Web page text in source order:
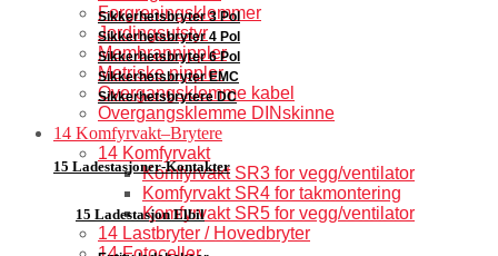
Sikkerhetsbryter 3 Pol
Sikkerhetsbryter 4 Pol
Sikkerhetsbryter 6 Pol
Sikkerhetsbryter EMC
Sikkerhetsbrytere DC
15 Ladestasjoner-Kontakter
15 Ladestasjon Elbil
Forgreningsklemmer
Jordingsutstyr
Membrannippler
Metriske nippler
Overgangsklemme kabel
Overgangsklemme DINskinne
14 Komfyrvakt–Brytere
14 Komfyrvakt
Komfyrvakt SR3 for vegg/ventilator
Komfyrvakt SR4 for takmontering
Komfyrvakt SR5 for vegg/ventilator
14 Lastbryter / Hovedbryter